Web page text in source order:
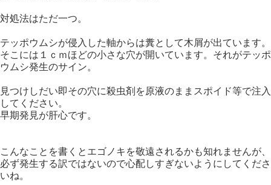
対処法はただ一つ。
テッポウムシが侵入した軸からは糞として木屑が出ています。
そこには１ｃｍほどの小さな穴が開いています。それがテッポ
ウムシ発生のサイン。
見つけしだい即その穴に殺虫剤を原液のままスポイド等で注入
してください。
早期発見が肝心です。
こんなことを書くとエゴノキを敬遠されるかも知れませんが、
必ず発生する訳ではないので心配しすぎないようにしてくださ
いね。